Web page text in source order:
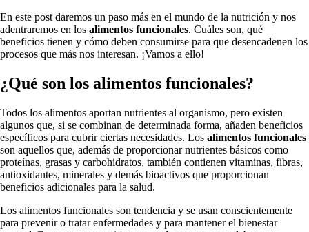
En este post daremos un paso más en el mundo de la nutrición y nos
adentraremos en los alimentos funcionales. Cuáles son, qué
beneficios tienen y cómo deben consumirse para que desencadenen los
procesos que más nos interesan. ¡Vamos a ello!
¿Qué son los alimentos funcionales?
Todos los alimentos aportan nutrientes al organismo, pero existen
algunos que, si se combinan de determinada forma, añaden beneficios
específicos para cubrir ciertas necesidades. Los alimentos funcionales
son aquellos que, además de proporcionar nutrientes básicos como
proteínas, grasas y carbohidratos, también contienen vitaminas, fibras,
antioxidantes, minerales y demás bioactivos que proporcionan
beneficios adicionales para la salud.
Los alimentos funcionales son tendencia y se usan conscientemente
para prevenir o tratar enfermedades y para mantener el bienestar